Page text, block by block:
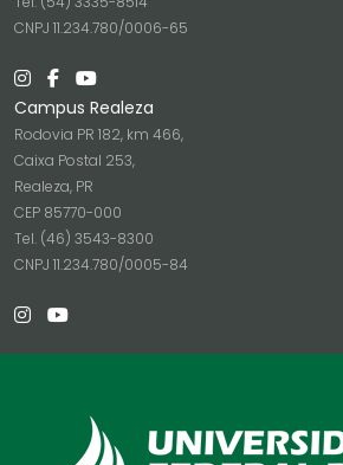
CNPJ 11.234.780/0006-65
Campus Realeza
Rodovia PR 182, km 466,
Caixa Postal 253,
Realeza, PR
CEP 85770-000
Tel. (46) 3543-8300
CNPJ 11.234.780/0005-84